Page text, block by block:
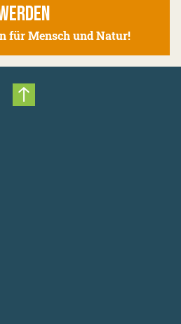
für Mensch und Natur!
Nach oben scrollen